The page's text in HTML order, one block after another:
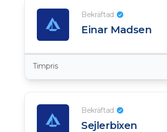
Bekräftad
Einar Madsen
Timpris
Bekräftad
Sejlerbixen